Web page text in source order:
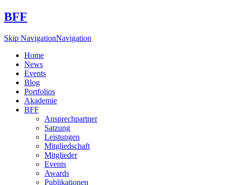
BFF
Skip NavigationNavigation
Home
News
Events
Blog
Portfolios
Akademie
BFF
Ansprechpartner
Satzung
Leistungen
Mitgliedschaft
Mitglieder
Events
Awards
Publikationen